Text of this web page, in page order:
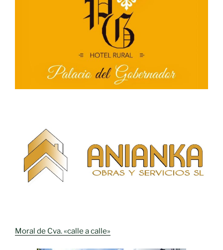
Moral de Cva. «calle a calle»